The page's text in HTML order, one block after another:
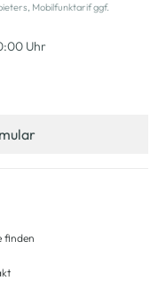
Mobilfunktarif ggf.
Uhr
finden